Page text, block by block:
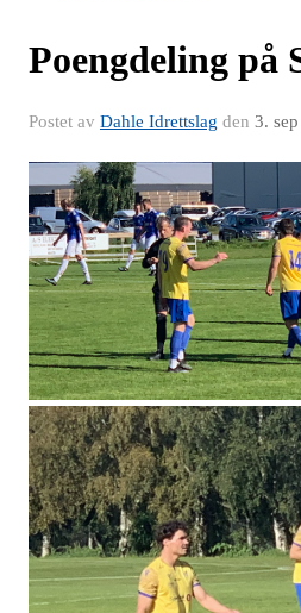
Poengdeling på
Postet av Dahle Idrettslag den 3.